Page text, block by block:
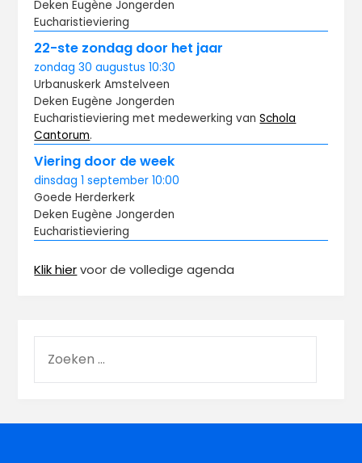
Deken Eugène Jongerden
Eucharistieviering
22-ste zondag door het jaar
zondag 30 augustus10:30
Urbanuskerk Amstelveen
Deken Eugène Jongerden
Eucharistieviering met medewerking vanSchola
Cantorum.
Viering door de week
dinsdag 1 september10:00
Goede Herderkerk
Deken Eugène Jongerden
Eucharistieviering
Klik hiervoor de volledige agenda